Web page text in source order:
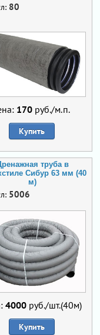
80
170 руб./м.п.
Купить
труба в
Сибур 63 мм (40
м)
5006
4000руб./шт.(40м)
Купить